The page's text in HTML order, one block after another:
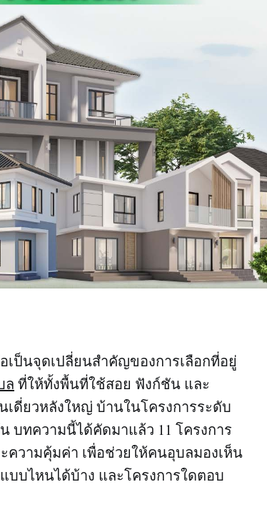
ป็นจุดเปลี่ยนสำคัญของการเลือกที่อยู่
ล ที่ให้ทั้งพื้นที่ใช้สอย ฟังก์ชัน และ
ดี่ยวหลังใหญ่ บ้านในโครงการระดับ
บทความนี้ได้คัดมาแล้ว 11 โครงการ
ความคุ้มค่า เพื่อช่วยให้คนอุบลมองเห็น
บไหนได้บ้าง และโครงการใดตอบ